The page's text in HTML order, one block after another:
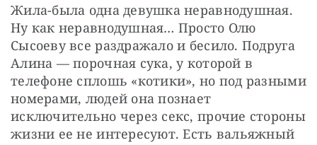
Жила-была одна девушка неравнодушная.
Ну как неравнодушная… Просто Олю
Сысоеву все раздражало и бесило. Подруга
Алина — порочная сука, у которой в
телефоне сплошь «котики», но под разными
номерами, людей она познает
исключительно через секс, прочие стороны
жизни ее не интересуют. Есть вальяжный